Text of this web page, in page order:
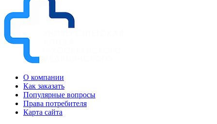
О компании
Как заказать
Популярные вопросы
Права потребителя
Карта сайта